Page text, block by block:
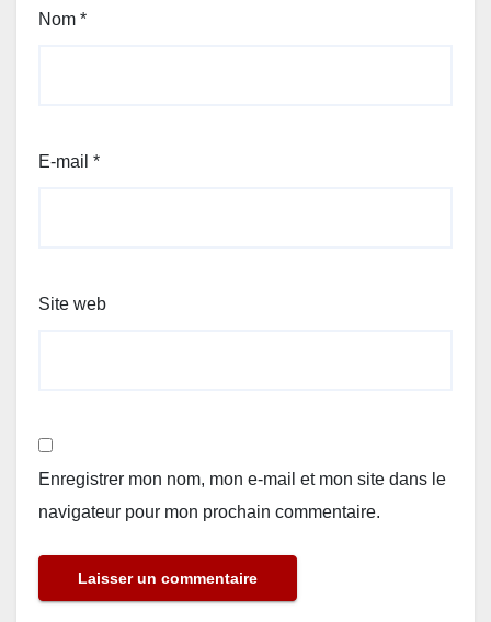
Nom *
E-mail *
Site web
Enregistrer mon nom, mon e-mail et mon site dans le
navigateur pour mon prochain commentaire.